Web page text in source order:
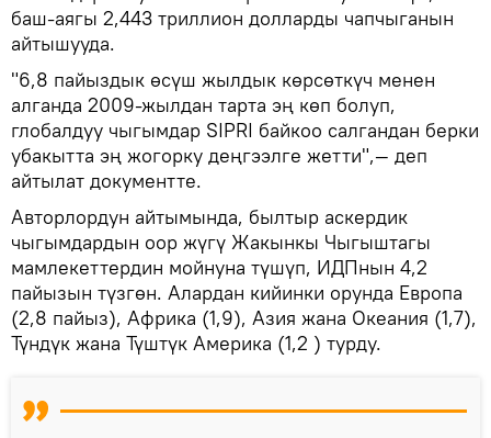
баш-аягы 2,443 триллион долларды чапчыганын
айтышууда.
"6,8 пайыздык өсүш жылдык көрсөткүч менен
алганда 2009-жылдан тарта эң көп болуп,
глобалдуу чыгымдар SIPRI байкоо салгандан берки
убакытта эң жогорку деңгээлге жетти",— деп
айтылат документте.
Авторлордун айтымында, былтыр аскердик
чыгымдардын оор жүгү Жакынкы Чыгыштагы
мамлекеттердин мойнуна түшүп, ИДПнын 4,2
пайызын түзгөн. Алардан кийинки орунда Европа
(2,8 пайыз), Африка (1,9), Азия жана Океания (1,7),
Түндүк жана Түштүк Америка (1,2 ) турду.